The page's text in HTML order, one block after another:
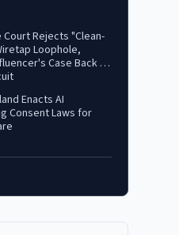
Rejects "Clean-
Loophole,
Case Back to
Enacts AI
Consent Laws for